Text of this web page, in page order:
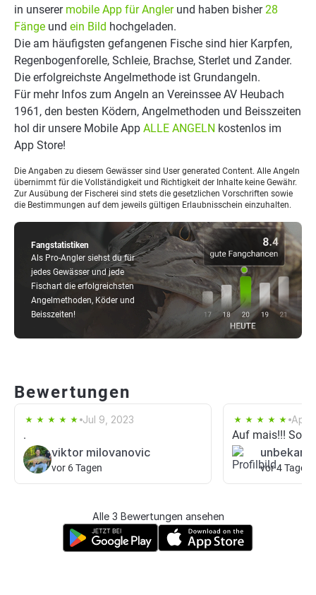
Fangstatistiken
Als Pro-Angler siehst du für
jedes Gewässer und jede
Fischart die erfolgreichsten
Angelmethoden, Köder und
Beisszeiten!
in unserer mobile App für Anglerund haben bisher28
Fänge und ein Bild hochgeladen.
Die am häufigsten gefangenen Fische sind hier Karpfen,
Regenbogenforelle, Schleie, Brachse, Sterlet und Zander.
Die erfolgreichste Angelmethode ist Grundangeln.
Für mehr Infos zum Angeln an Vereinssee AV Heubach
1961, den besten Ködern, Angelmethoden und Beisszeiten
hol dir unsere Mobile App ALLE ANGELN kostenlos im
App Store!
Die Angaben zu diesem Gewässer sind User generated Content. Alle Angeln
übernimmt für die Vollständigkeit und Richtigkeit der Inhalte keine Gewähr.
Zur Ausübung der Fischerei sind stets die gesetzlichen Vorschriften sowie
die Bestimmungen auf dem jeweils gültigen Erlaubnisschein einzuhalten.
Bewertungen
Jul 9, 2023
.
viktor milovanovic
vor 6 Tagen
Apr
Auf mais!!!
vor 4 Tagen
Alle 3 Bewertungen ansehen